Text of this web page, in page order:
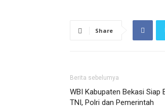
Share
Berita sebelumya
WBI Kabupaten Bekasi Siap
TNI, Polri dan Pemerintah